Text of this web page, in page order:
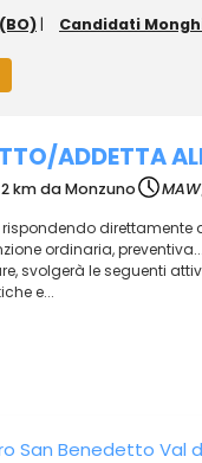
| Candidati
ADDETTA
km da Monzuno
MAW
rispondendo direttamente
ordinaria,
svolgerà le seguenti
e...
San Benedetto Val